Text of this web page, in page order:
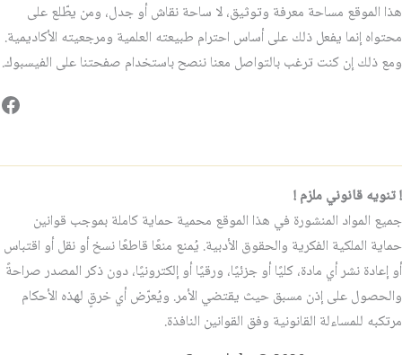
هذا الموقع مساحة معرفة وتوثيق، لا ساحة نقاش أو جدل، ومن يطّلع على
محتواه إنما يفعل ذلك على أساس احترام طبيعته العلمية ومرجعيته الأكاديمية.
ومع ذلك إن كنت ترغب بالتواصل معنا ننصح باستخدام صفحتنا على الفيسبوك.
! تنويه قانوني ملزم !
جميع المواد المنشورة في هذا الموقع محمية حماية كاملة بموجب قوانين
حماية الملكية الفكرية والحقوق الأدبية. يُمنع منعًا قاطعًا نسخ أو نقل أو اقتباس
أو إعادة نشر أي مادة، كليًا أو جزئيًا، ورقيًا أو إلكترونيًا، دون ذكر المصدر صراحةً
والحصول على إذن مسبق حيث يقتضي الأمر. ويُعرّض أي خرقٍ لهذه الأحكام
مرتكبه للمساءلة القانونية وفق القوانين النافذة.